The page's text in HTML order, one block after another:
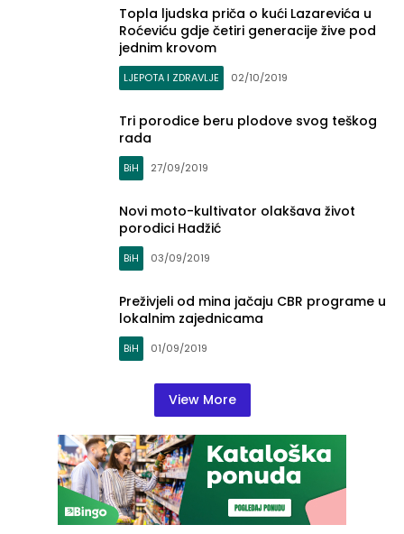
Topla ljudska priča o kući Lazarevića u
Roćeviću gdje četiri generacije žive pod
jednim krovom
LJEPOTA I ZDRAVLJE 02/10/2019
Tri porodice beru plodove svog teškog
rada
BiH 27/09/2019
Novi moto-kultivator olakšava život
porodici Hadžić
BiH 03/09/2019
Preživjeli od mina jačaju CBR programe u
lokalnim zajednicama
BiH 01/09/2019
View More